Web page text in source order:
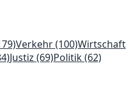
Verkehr(100)Wirtschaft
Justiz (69)Politik(62)